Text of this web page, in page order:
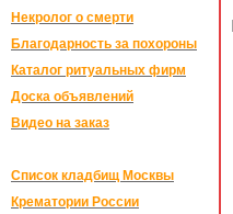
Некролог о смерти
Благодарность за похороны
Каталог ритуальных фирм
Доска объявлений
Видео на заказ
Список кладбищ Москвы
Крематории России